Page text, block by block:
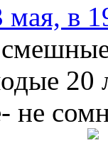
мая, в
20
не